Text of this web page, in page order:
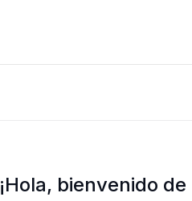
¡Hola, bienvenido